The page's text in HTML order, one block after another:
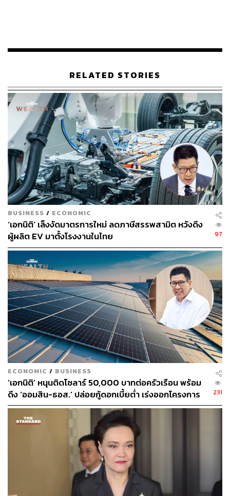
ผลกระทบจากการใช้เครื่องมือที่ผิด และสิ่งที่น่ากลัวที่สุด ถ้า
เราไม่สามารถบริหารจัดการวิกฤติครั้งนี้ด้วยการดูแล
ประชาชนทุกคน นอกจากประชาชนจะเดือดร้อนแล้ว วิกฤติ
พลังงานอาจจะนำมาสู่วิกฤตอื่นๆ เช่น วิกฤตการคลัง ซึ่งอาจ
จะทำให้ประชาชนเดือดร้อนยิ่งกว่า” เอกนิติกล่าว
จากนั้น กรณ์ถามย้ำว่า ต่อในคําถามที่ 2 ว่า รองนายกฯ เอก
นิติยังไม่ได้ตอบ ว่าจะนำกำไรส่วนเกินคำนวณอย่างน้อย
20,000 ล้านบาทกลับคืนประชาชนอย่างไร ส่วนเรื่องภาษี
สรรพสามิตยังมีความเห็นต่างกัน ตนจึงอยากจะบอกว่าผู้ใช้
น้ำมันคือคนไทยทุกคนไม่ว่าจะทางตรงหรือทางอ้อม และ
เมื่อ คตร. ทำหน้าที่เสร็จแล้ว สิ่งที่สังคมรอฟังคือสูตรการ
คำนวณค่าการกลั่นจะเปลี่ยนไปหรือไม่
ส่วนคำถามที่ 2 ที่อยากจะถาม ไม่กี่วันที่ผ่านมาปรากฏข่าว
การเตรียมการออก พ.ร.ก.กู้เงิน 500,000 ล้านบาท ต้อง
ยอมรับว่าเป็นการแถลงที่ค่อนข้างพิสดาร เพราะไม่มีการ
ปรึกษาหารือกับทางกระทรวงการคลัง เชื่อว่าเรื่องนี้ต้องมีคน
สั่งการ แต่ตนเป็นห่วง ว่าในอนาคตท่านรองนายกฯ จะ
สามารถรักษาวินัยทางการคลังต่อไปได้หรือไม่ และจาก
สถานการณ์ตอนนี้วิกฤตถึงขั้นต้องออก พ.ร.ก.กู้เงิน ตาม
มาตรา 172 แล้วหรือไม่
“ทุกรัฐบาลอยากใช้เงิน ทุกรัฐบาลสามารถที่จะอ้างถึงความ
เดือดร้อนของพี่น้องประชาชนได้ แต่เรื่องของวินัยทางการ
เงินการคลังไม่มีใครใส่ใจในเรื่องนี้ นอกเหนือจากกรณี
จำเป็นเร่งด่วน หลีกเลี่ยงไม่ได้จริงๆ กฎหมายเขาระบุชัด เรา
ต้องบริหารภายในกรอบ พ.ร.บ. หนี้สาธารณะ ไม่ใช่ไปออก
พ.ร.ก.อย่างพร่ำเพรื่อ” กรณ์กล่าว
ด้าน เอกนิติกล่าวตอบว่า ความหมายของสถานการณ์วิกฤต
วันนี้มีหลายอย่าง หลายครั้งที่ผ่านมาการออกเป็น พ.ร.ก. เพื่อ
เตรียมพร้อมล่วงหน้าป้องกันไม่ให้วิกฤตซ้ำเติมหนักกว่าเดิม
ดังนั้นอาจจะไม่ใช่แค่จีดีพีเพียงอย่างเดียว และจากการที่ตน
RELATED STORIES
BUSINESS / ECONOMIC
‘เอกนิติ’ เล็งงัดมาตรการใหม่ ลดภาษีสรรพสามิต หวังดึง
ผู้ผลิต EV มาตั้งโรงงานในไทย
97
ECONOMIC / BUSINESS
‘เอกนิติ’ หนุนติดโซลาร์ 50,000 บาทต่อครัวเรือน พร้อม
ดึง ‘ออมสิน-ธอส.’ ปล่อยกู้ดอกเบี้ยต่ำ เร่งออกโครงการ
ภายใน 1 เดือน
231